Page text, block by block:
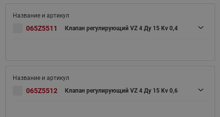
065Z5511 Клапан регулирующий VZ 4 Ду 15 Kv 0,4
065Z5512 Клапан регулирующий VZ 4 Ду 15 Kv 0,6